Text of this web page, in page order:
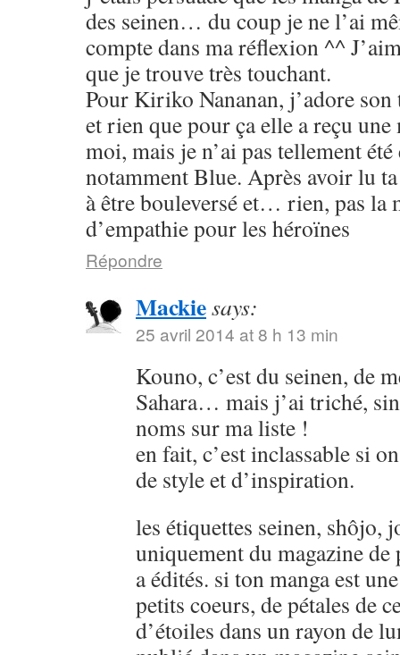
des seinen… du coup je ne l’ai
compte dans ma réflexion ^^
que je trouve très touchant.
Pour Kiriko Nananan, j’adore
et rien que pour ça elle a reçu
moi, mais je n’ai pas tellement
notamment Blue. Après avoir lu
à être bouleversé et… rien, pas la
d’empathie pour les héroïnes
Répondre
Mackiesays:
25 avril 2014 at 8 h 13 min
Kouno, c’est du seinen, de
Sahara… mais j’ai triché,
noms sur ma liste !
en fait, c’est inclassable si
de style et d’inspiration.
les étiquettes seinen, shôjo,
uniquement du magazine
a édités. si ton manga est
petits coeurs, de pétales de
d’étoiles dans un rayon de